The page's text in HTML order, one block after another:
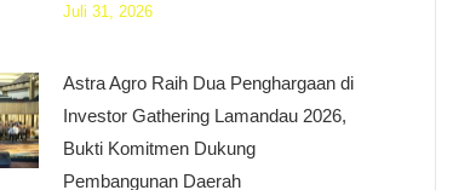
Juli 31, 2026
Astra Agro Raih Dua Penghargaan di
Investor Gathering Lamandau 2026,
Bukti Komitmen Dukung
Pembangunan Daerah